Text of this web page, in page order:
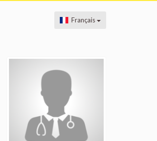
Français